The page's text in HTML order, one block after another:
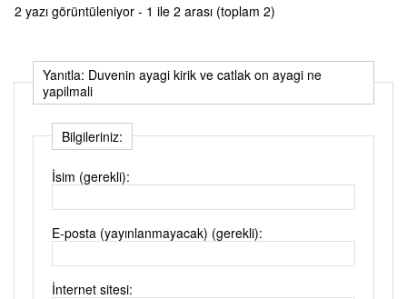
2 yazı görüntüleniyor - 1 ile 2 arası (toplam 2)
Yanıtla: Duvenin ayagi kirik ve catlak on ayagi ne
yapilmali
Bilgileriniz:
İsim (gerekli):
E-posta (yayınlanmayacak) (gerekli):
İnternet sitesi: